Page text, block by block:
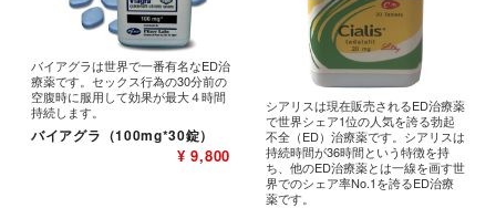
バイアグラは世界で一番有名なED治
療薬です。セックス行為の30分前の
空腹時に服用して効果が最大４時間
持続します。
バイアグラ（100mg*30錠）
¥ 9,800
シアリスは現在販売されるED治療薬
で世界シェア1位の人気を誇る勃起
不全（ED）治療薬です。シアリスは
持続時間が36時間という特徴を持
ち、他のED治療薬とは一線を画す世
界でのシェア率No.1を誇るED治療
薬です。